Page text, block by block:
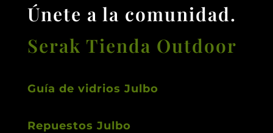
Únete a la comunidad.
Serak Tienda Outdoor
Guía de vidrios Julbo
Repuestos Julbo